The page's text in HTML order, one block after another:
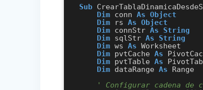
Sub
Dim conn As Object
Dim rs As Object
Dim connStr As
String
Dim sqlStr As
String
Dim ws As Worksheet
Dim pvtCache As
Dim pvtTable As
Dim dataRange As Range
' Configurar cadena de